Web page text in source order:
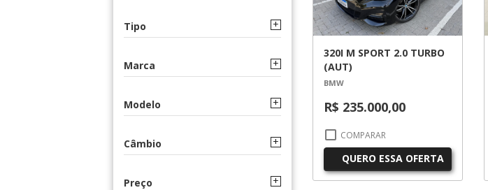
320I M SPORT 2.0 TURBO
(AUT)
BMW
R$ 235.000,00
COMPARAR
QUERO ESSA OFERTA
Tipo
Marca
Modelo
Câmbio
Preço